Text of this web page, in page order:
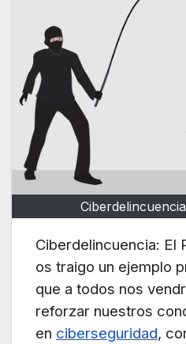
Ciberdelincuencia: El
os traigo un ejemplo
que a todos nos
reforzar nuestros
en ciberseguridad,